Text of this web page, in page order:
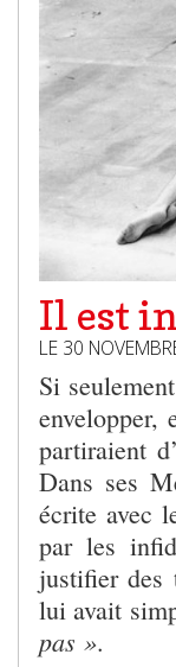
Il est
LE 30
Si
envelopper,
partiraient
Dans ses
écrite avec
par les
justifier des
lui avait
pas ».